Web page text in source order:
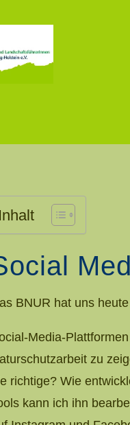
Inhalt
BNUR hat uns
Media-
zu
richtige? Wie
kann ich ihn